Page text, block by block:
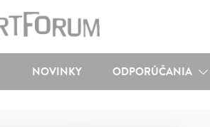
NOVINKY ODPORÚČANIA